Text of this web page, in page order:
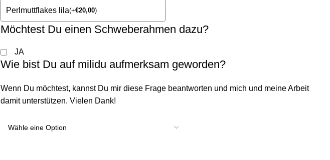
Perlmuttflakes lila(+€20,00)
Möchtest Du einen Schweberahmen dazu?
JA
Wie bist Du auf milidu aufmerksam geworden?
Wenn Du möchtest, kannst Du mir diese Frage beantworten und mich und meine Arbeit
damit unterstützen. Vielen Dank!